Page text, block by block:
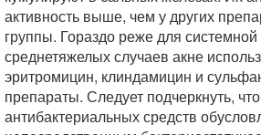
активность выше, чем у других
группы. Гораздо реже для системной
среднетяжелых случаев акне
эритромицин, клиндамицин и
препараты. Следует подчеркнуть,
антибактериальных средств